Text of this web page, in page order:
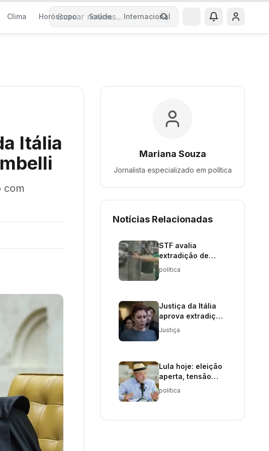
Clima Horóscopo Saúde Internacional
Buscar notícias
Itália
com
Mariana Souza
Jornalista especializado em política
Notícias Relacionadas
STF avalia
extradição de
Carla Zambelli por
porte de arma
política
Justiça da Itália
aprova extradição
de Carla Zambelli
ao Brasil
Justiça
Lula hoje: eleição
aperta, tensão
diplomática
cresce e
política